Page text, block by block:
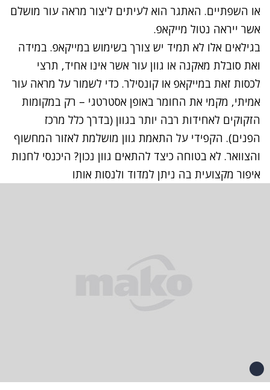
או השפתיים. האתגר הוא לעיתים ליצור מראה עור מושלם
אשר ייראה נטול מייקאפ.
בגילאים אלו לא תמיד יש צורך בשימוש במייקאפ. במידה
ואת סובלת מאקנה או גוון עור אשר אינו אחיד, תרצי
לכסות זאת במייקאפ או קונסילר. כדי לשמור על מראה עור
אמיתי, מקמי את החומר באופן אסטרטגי – רק במקומות
הזקוקים לאחידות רבה יותר בגוון (בדרך כלל מרכז
הפנים). הקפידי על התאמת גוון מושלמת לאזור המחשוף
והצוואר. לא בטוחה כיצד להתאים גוון נכון? היכנסי לחנות
איפור מקצועית בה ניתן למדוד ולנסות אותו